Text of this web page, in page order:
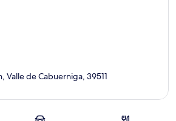
Valle de Cabuerniga, 39511